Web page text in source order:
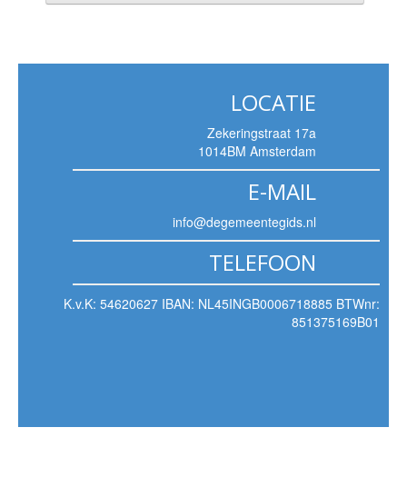
LOCATIE
Zekeringstraat 17a
1014BM Amsterdam
E-MAIL
info@degemeentegids.nl
TELEFOON
K.v.K: 54620627 IBAN: NL45INGB0006718885 BTWnr:
851375169B01